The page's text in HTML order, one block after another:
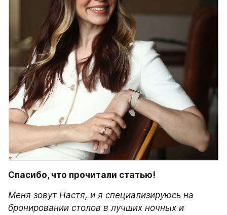
Спасибо, что прочитали статью!
Меня зовут Настя, и я специализируюсь на
бронировании столов в лучших ночных и